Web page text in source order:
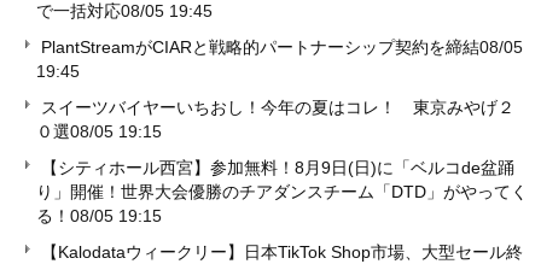
で一括対応08/05 19:45
PlantStreamがCIARと戦略的パートナーシップ契約を締結08/05
19:45
スイーツバイヤーいちおし！今年の夏はコレ！ 東京みやげ２
０選08/05 19:15
【シティホール西宮】参加無料！8月9日(日)に「ベルコde盆踊
り」開催！世界大会優勝のチアダンスチーム「DTD」がやってく
る！ 08/05 19:15
【Kalodataウィークリー】日本TikTok Shop市場、大型セール終